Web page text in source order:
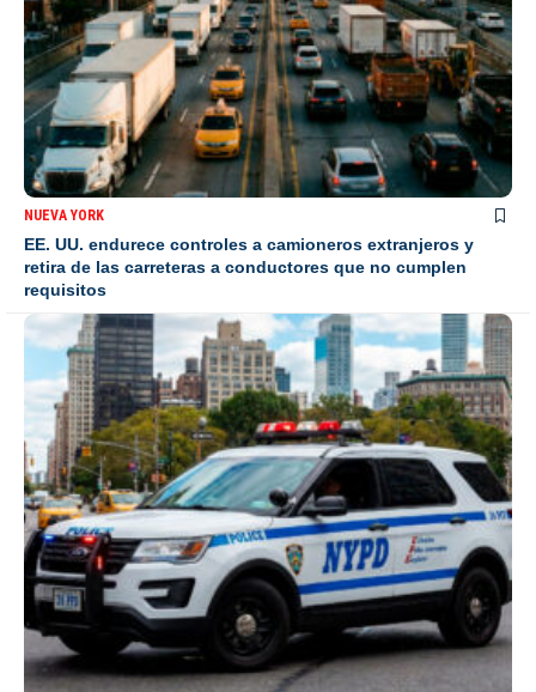
NUEVA YORK
EE. UU. endurece controles a camioneros extranjeros y
retira de las carreteras a conductores que no cumplen
requisitos